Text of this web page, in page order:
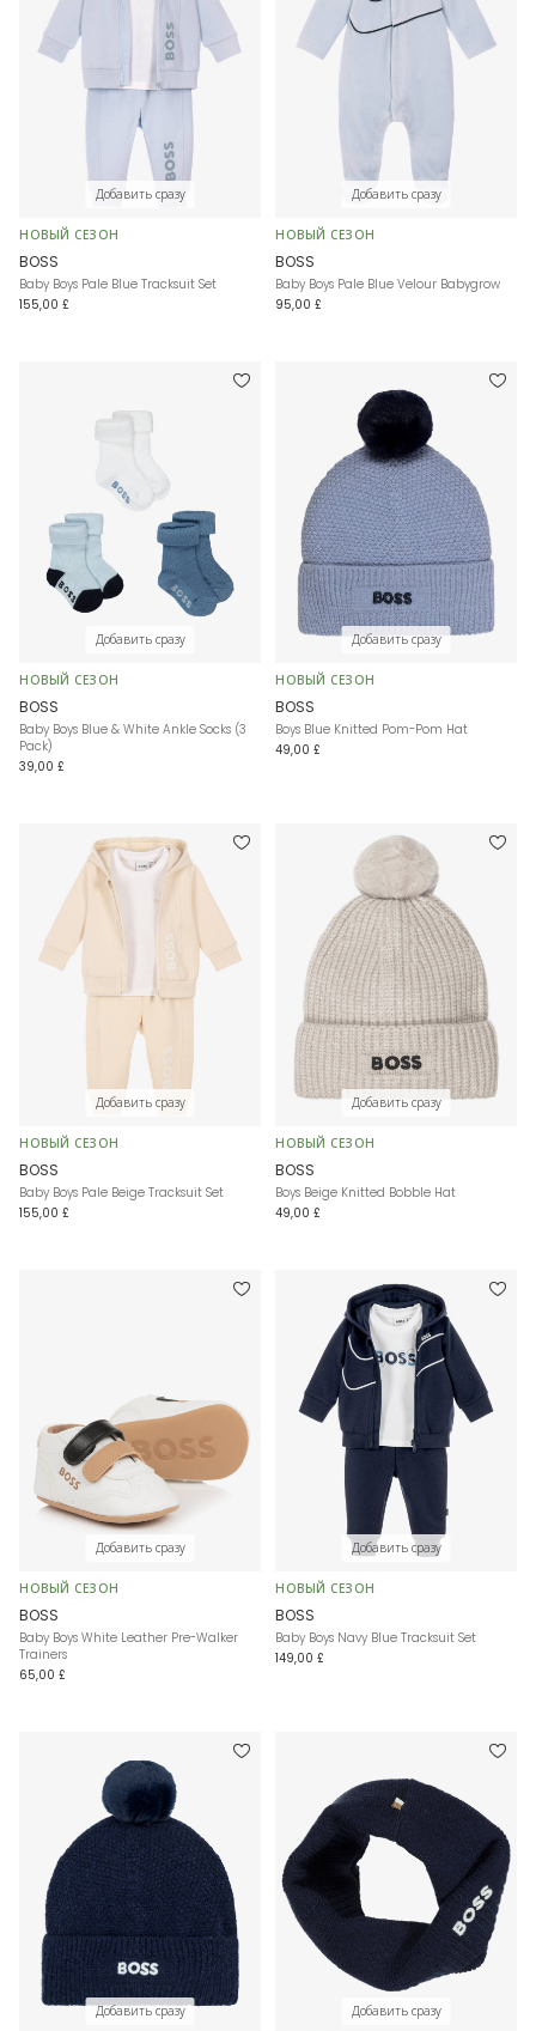
Добавить сразу
НОВЫЙ СЕЗОН
BOSS
Baby Boys Pale Blue Tracksuit Set
155,00 £
Добавить сразу
НОВЫЙ СЕЗОН
BOSS
Baby Boys Pale Blue Velour Babygrow
95,00 £
Добавить сразу
НОВЫЙ СЕЗОН
BOSS
Baby Boys Blue & White Ankle Socks (3
Pack)
39,00 £
Добавить сразу
НОВЫЙ СЕЗОН
BOSS
Boys Blue Knitted Pom-Pom Hat
49,00 £
Добавить сразу
НОВЫЙ СЕЗОН
BOSS
Baby Boys Pale Beige Tracksuit Set
155,00 £
Добавить сразу
НОВЫЙ СЕЗОН
BOSS
Boys Beige Knitted Bobble Hat
49,00 £
Добавить сразу
НОВЫЙ СЕЗОН
BOSS
Baby Boys White Leather Pre-Walker
Trainers
65,00 £
Добавить сразу
НОВЫЙ СЕЗОН
BOSS
Baby Boys Navy Blue Tracksuit Set
149,00 £
Добавить сразу Добавить сразу